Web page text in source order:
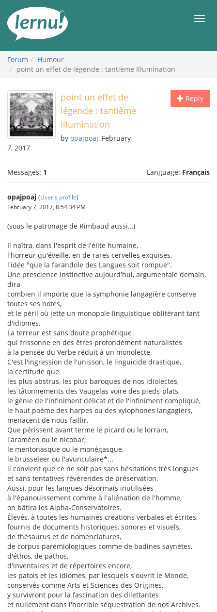
the
content
Forum
Humour
point un effet de légende : tantième Illumination
Reply
point un effet de
légende : tantième
Illumination
by opajpoaj, February
7, 2017
Messages: 1 Language: Français
opajpoaj (User's profile)
February 7, 2017, 8:54:34 PM
(sous le patronage de Rimbaud aussi…)
Il naîtra, dans l'esprit de l'élite humaine,
l'horreur qu'éveille, en de rares cervelles exquises,
l'idée "que la farandole des Langues soit rompue".
Une prescience instinctive aujourd'hui, argumentale demain,
dira
combien il importe que la symphonie langagière conserve
toutes ses notes,
et le péril où jette un monopole linguistique oblitérant tant
d'idiomes.
La terreur est sans doute prophétique
qui frissonne en des êtres profondément naturalistes
à la pensée du Verbe réduit à un monolecte.
C'est l'ingression de l'unisson, le linguicide drastique,
la certitude que
les plus abstrus, les plus baroques de nos idiolectes,
les tâtonnements des Vaugelas voire des pieds-plats,
le génie de l'infiniment délicat et de l'infiniment compliqué,
le haut poème des harpes ou des xylophones langagiers,
menacent de nous faillir.
Que périssent avant terme le picard ou le lorrain,
l'araméen ou le nicobar,
le mentonasque ou le monégasque,
le brusseleer ou l'avunculaire*...
il convient que ce ne soit pas sans hésitations très longues
et sans tentatives révérendes de préservation.
Aussi, pour les langues désormais inutilisées
à l'épanouissement comme à l'aliénation de l'homme,
on bâtira les Alpha-Conservatoires.
Élevés, à toutes les humaines créations verbales et écrites,
fournis de documents historiques, sonores et visuels,
de thésaurus et de nomenclatures,
de corpus parémiologiques comme de badines saynètes,
d'éthos, de pathos,
d'inventaires et de répertoires encore,
les patois et les idiomes, par lesquels s'ouvrit le Monde,
conservés comme Arts et Sciences des Origines,
y survivront pour la fascination des dilettantes
et nullement dans l'horrible séquestration de nos Archives.